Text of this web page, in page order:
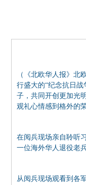
（《北欧华人报》北
行盛大的“纪念抗日
子，共同开创更加光
观礼心情感到格外的
在阅兵现场亲自聆听
一位海外华人退役老
从阅兵现场观看到各